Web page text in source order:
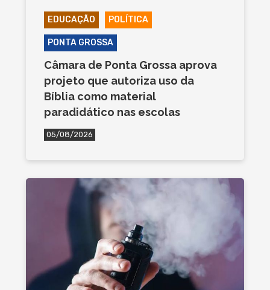
EDUCAÇÃO POLÍTICA
PONTA GROSSA
Câmara de Ponta Grossa aprova
projeto que autoriza uso da
Bíblia como material
paradidático nas escolas
05/08/2026